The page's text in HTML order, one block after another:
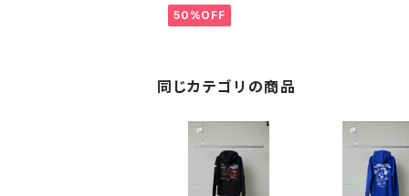
50%OFF
同じカテゴリの商品